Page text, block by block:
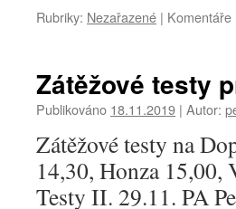
Rubriky: Nezařazené | Komentáře
Zátěžové testy
Publikováno 18.11.2019 | Autor:
Zátěžové testy na
14,30, Honza
Testy II. 29.11. PA